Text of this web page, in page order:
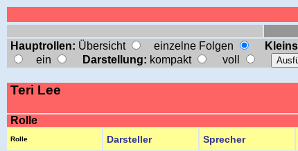
Hauptrollen: Übersicht einzelne Folgen
ein
Darstellung: kompakt voll
Teri Lee
Rolle
Rolle Darsteller Sprecher